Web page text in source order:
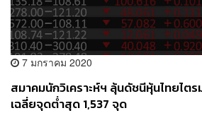
7 มกราคม 2020
สมาคมนักวิเคราะห์ฯ ลุ้นดัชนีหุ้นไทยไตร
เฉลี่ยจุดต่ำสุด 1,537 จุด